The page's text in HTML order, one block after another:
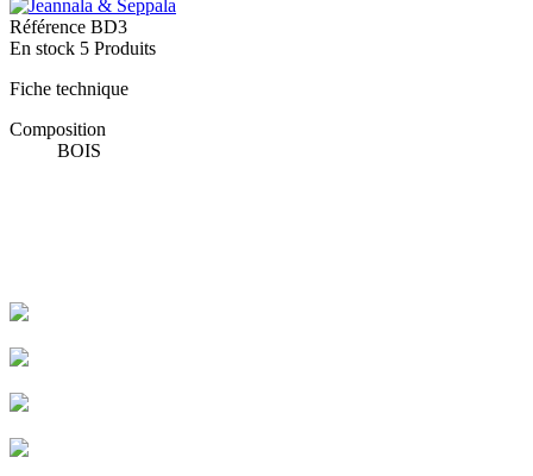
Référence BD3
En stock 5 Produits
Fiche technique
Composition
BOIS